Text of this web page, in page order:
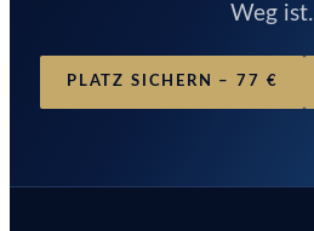
Weg ist.
PLATZ SICHERN – 77 €